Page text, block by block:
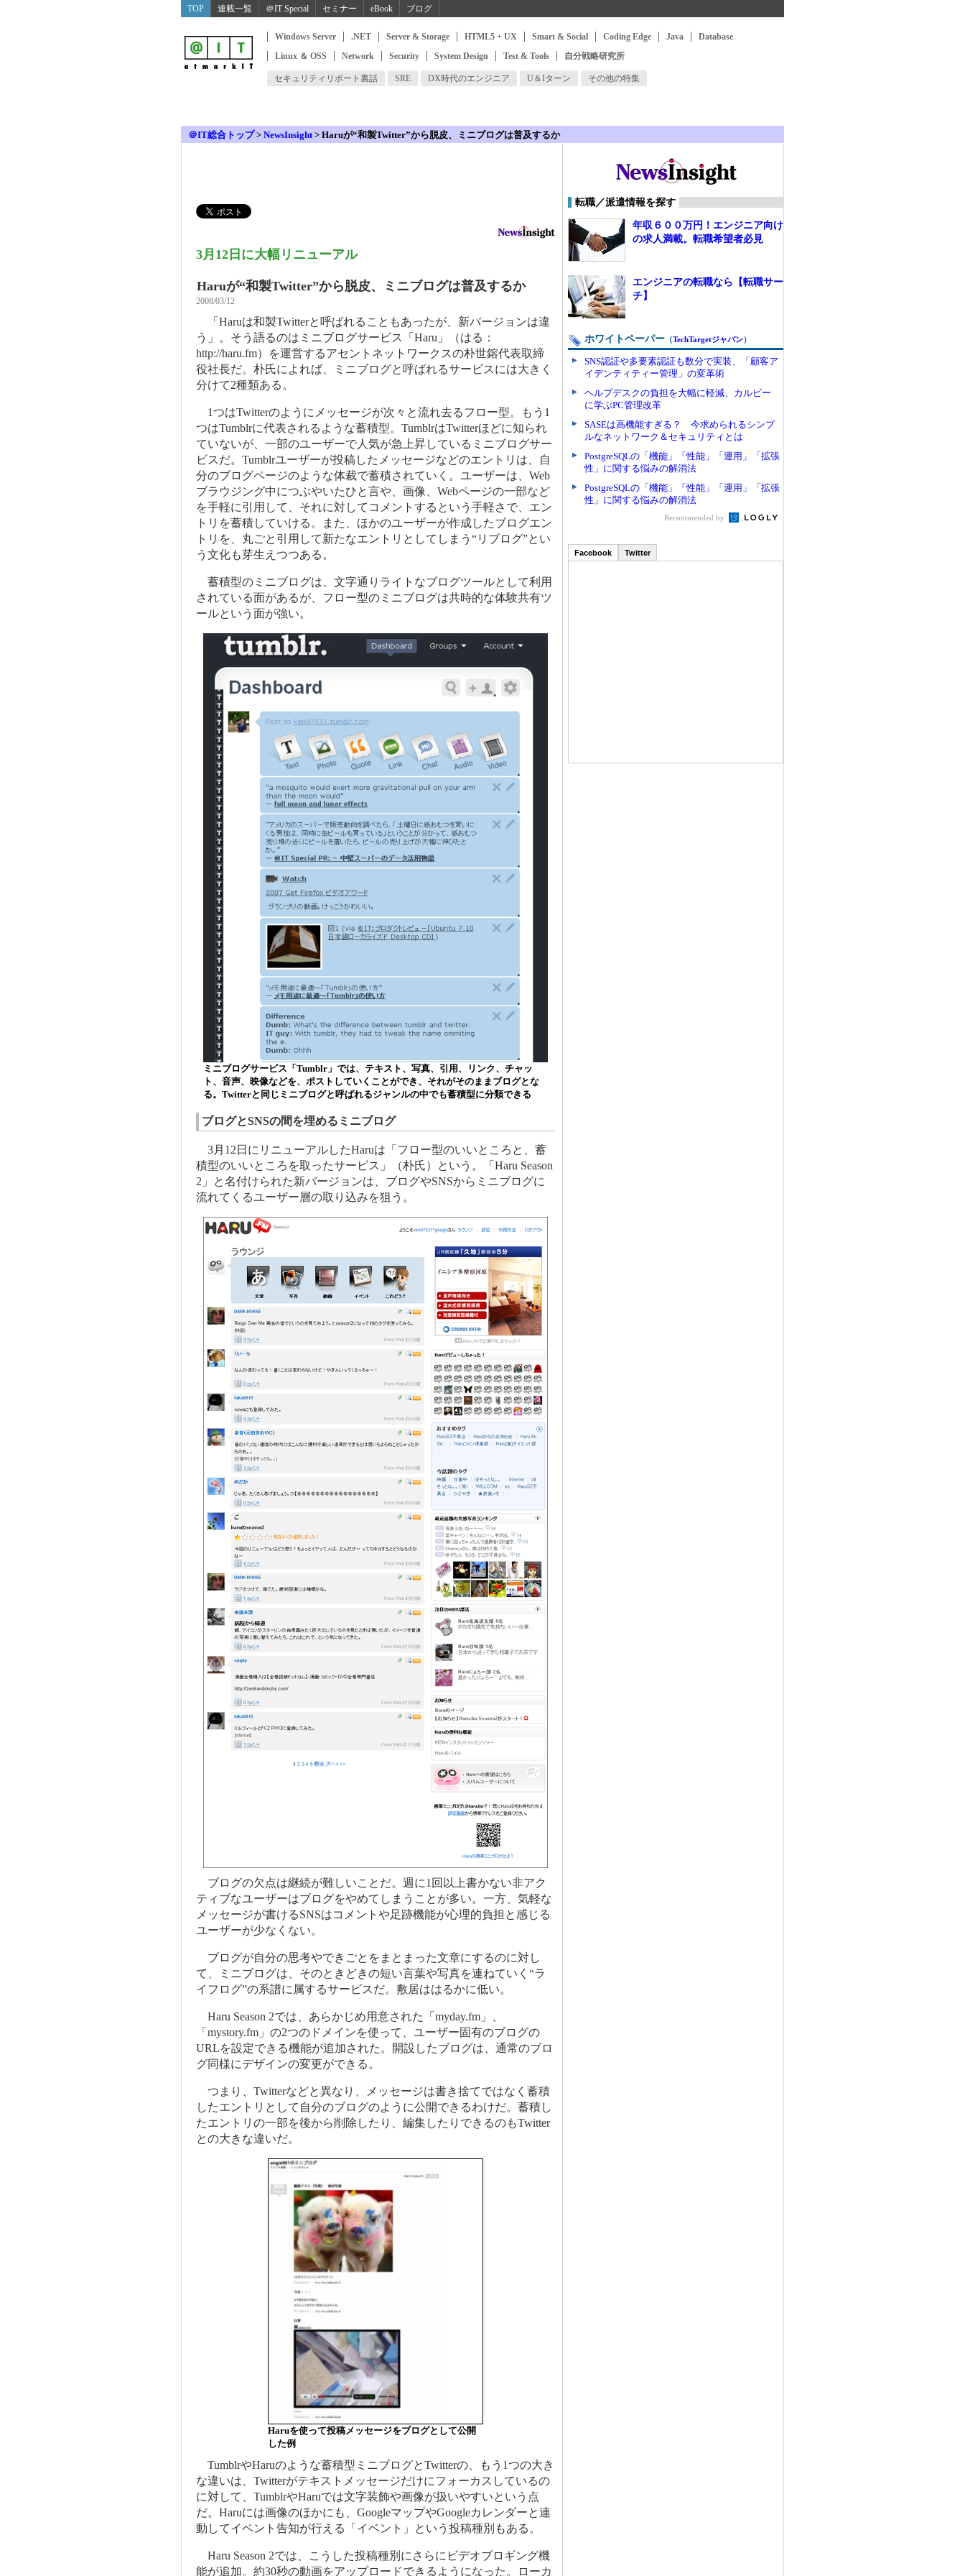
TOP 連載一覧 ＠IT Special セミナー eBook ブログ
Windows Server .NET Server & Storage HTML5 + UX Smart & Social Coding Edge Java
Database
Linux ＆ OSS
Network Security System Design Test & Tools 自分戦略研究所
セキュリティリポート裏話 SRE DX時代のエンジニア U＆Iターン その他の特集
＠IT総合トップ> NewsInsight> Haruが“和製Twitter”から脱皮、ミニブログは普及するか
3月12日に大幅リニューアル
Haruが“和製Twitter”から脱皮、ミニブログは普及するか
2008/03/12
「Haruは和製Twitterと呼ばれることもあったが、新バージョンは違
う」。そう語るのはミニブログサービス「Haru」（はる：
http://haru.fm）を運営するアセントネットワークスの朴世鎔代表取締
役社長だ。朴氏によれば、ミニブログと呼ばれるサービスには大きく
分けて2種類ある。
1つはTwitterのようにメッセージが次々と流れ去るフロー型。もう1
つはTumblrに代表されるような蓄積型。TumblrはTwitterほどに知られ
ていないが、一部のユーザーで人気が急上昇しているミニブログサー
ビスだ。Tumblrユーザーが投稿したメッセージなどのエントリは、自
分のブログページのような体裁で蓄積されていく。ユーザーは、Web
ブラウジング中につぶやいたひと言や、画像、Webページの一部など
を手軽に引用して、それに対してコメントするという手軽さで、エン
トリを蓄積していける。また、ほかのユーザーが作成したブログエン
トリを、丸ごと引用して新たなエントリとしてしまう“リブログ”とい
う文化も芽生えつつある。
蓄積型のミニブログは、文字通りライトなブログツールとして利用
されている面があるが、フロー型のミニブログは共時的な体験共有ツ
ールという面が強い。
ミニブログサービス「Tumblr」では、テキスト、写真、引用、リンク、チャッ
ト、音声、映像などを、ポストしていくことができ、それがそのままブログとな
る。Twitterと同じミニブログと呼ばれるジャンルの中でも蓄積型に分類できる
ブログとSNSの間を埋めるミニブログ
3月12日にリニューアルしたHaruは「フロー型のいいところと、蓄
積型のいいところを取ったサービス」（朴氏）という。「Haru Season
2」と名付けられた新バージョンは、ブログやSNSからミニブログに
流れてくるユーザー層の取り込みを狙う。
ブログの欠点は継続が難しいことだ。週に1回以上書かない非アク
ティブなユーザーはブログをやめてしまうことが多い。一方、気軽な
メッセージが書けるSNSはコメントや足跡機能が心理的負担と感じる
ユーザーが少なくない。
ブログが自分の思考やできごとをまとまった文章にするのに対し
て、ミニブログは、そのときどきの短い言葉や写真を連ねていく“ラ
イフログ”の系譜に属するサービスだ。敷居ははるかに低い。
Haru Season 2では、あらかじめ用意された「myday.fm」、
「mystory.fm」の2つのドメインを使って、ユーザー固有のブログの
URLを設定できる機能が追加された。開設したブログは、通常のブロ
グ同様にデザインの変更ができる。
つまり、Twitterなどと異なり、メッセージは書き捨てではなく蓄積
したエントリとして自分のブログのように公開できるわけだ。蓄積し
たエントリの一部を後から削除したり、編集したりできるのもTwitter
との大きな違いだ。
Haruを使って投稿メッセージをブログとして公開
した例
TumblrやHaruのような蓄積型ミニブログとTwitterの、もう1つの大き
な違いは、Twitterがテキストメッセージだけにフォーカスしているの
に対して、TumblrやHaruでは文字装飾や画像が扱いやすいという点
だ。Haruには画像のほかにも、GoogleマップやGoogleカレンダーと連
動してイベント告知が行える「イベント」という投稿種別もある。
Haru Season 2では、こうした投稿種別にさらにビデオブロギング機
能が追加。約30秒の動画をアップロードできるようになった。ローカ
転職／派遣情報を探す
年収６００万円！エンジニア向け
の求人満載。転職希望者必見
エンジニアの転職なら【転職サー
チ】
ホワイトペーパー （TechTargetジャパン）
SNS認証や多要素認証も数分で実装、「顧客ア
イデンティティー管理」の変革術
ヘルプデスクの負担を大幅に軽減、カルビー
に学ぶPC管理改革
SASEは高機能すぎる？ 今求められるシンプ
ルなネットワーク＆セキュリティとは
PostgreSQLの「機能」「性能」「運用」「拡張
性」に関する悩みの解消法
PostgreSQLの「機能」「性能」「運用」「拡張
性」に関する悩みの解消法
Recommended by
Facebook Twitter